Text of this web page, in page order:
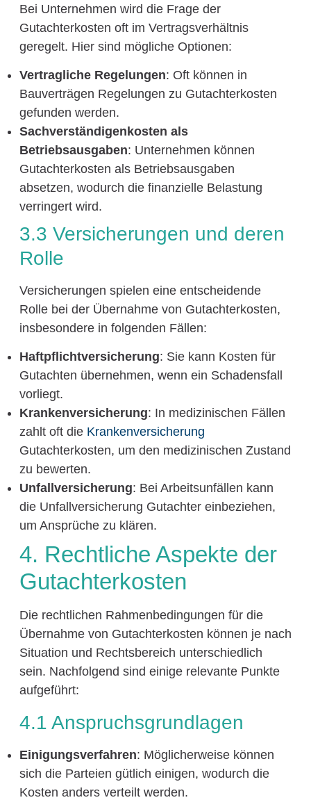
Bei Unternehmen wird die Frage der
Gutachterkosten oft im Vertragsverhältnis
geregelt. Hier sind mögliche Optionen:
Vertragliche Regelungen: Oft können in
Bauverträgen Regelungen zu Gutachterkosten
gefunden werden.
Sachverständigenkosten als
Betriebsausgaben: Unternehmen können
Gutachterkosten als Betriebsausgaben
absetzen, wodurch die finanzielle Belastung
verringert wird.
3.3 Versicherungen und deren
Rolle
Versicherungen spielen eine entscheidende
Rolle bei der Übernahme von Gutachterkosten,
insbesondere in folgenden Fällen:
Haftpflichtversicherung: Sie kann Kosten für
Gutachten übernehmen, wenn ein Schadensfall
vorliegt.
Krankenversicherung: In medizinischen Fällen
zahlt oft die Krankenversicherung
Gutachterkosten, um den medizinischen Zustand
zu bewerten.
Unfallversicherung: Bei Arbeitsunfällen kann
die Unfallversicherung Gutachter einbeziehen,
um Ansprüche zu klären.
4. Rechtliche Aspekte der
Gutachterkosten
Die rechtlichen Rahmenbedingungen für die
Übernahme von Gutachterkosten können je nach
Situation und Rechtsbereich unterschiedlich
sein. Nachfolgend sind einige relevante Punkte
aufgeführt:
4.1 Anspruchsgrundlagen
Einigungsverfahren: Möglicherweise können
sich die Parteien gütlich einigen, wodurch die
Kosten anders verteilt werden.